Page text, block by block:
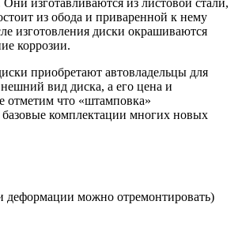
из обода и приваренной к нему
изготовления диски окрашиваются
коррозии.
приобретают автовладельцы для
вид диска, а его цена и
отметим что «штамповка»
базовые комплектации многих новых
деформации можно отремонтировать)